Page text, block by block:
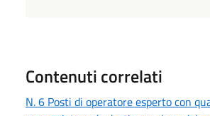
Contenuti correlati
N. 6 Posti di operatore esperto con